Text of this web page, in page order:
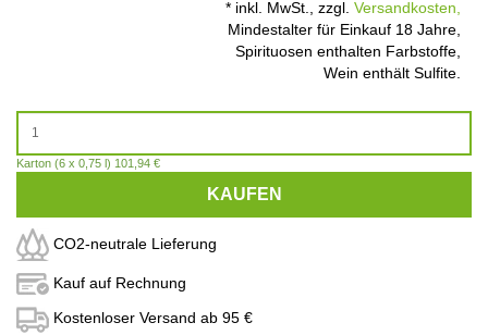
* inkl. MwSt., zzgl. Versandkosten,
Mindestalter für Einkauf 18 Jahre,
Spirituosen enthalten Farbstoffe,
Wein enthält Sulfite.
Karton (6 x 0,75 l) 101,94 €
KAUFEN
CO2-neutrale Lieferung
Kauf auf Rechnung
Kostenloser Versand ab 95 €